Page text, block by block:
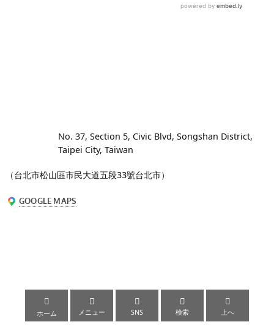
No. 37, Section 5, Civic Blvd, Songshan District,
Taipei City, Taiwan
（台北市松山區市民大道五段33號台北市）

ホーム

メニュー

SNS

検索

上へ